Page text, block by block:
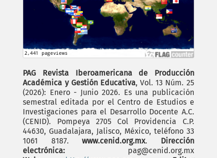
PAG Revista Iberoamericana de Producción
Académica y Gestión Educativa, Vol. 13 Núm. 25
(2026): Enero - Junio 2026. Es una publicación
semestral editada por el Centro de Estudios e
Investigaciones para el Desarrollo Docente A.C.
(CENID). Pompeya 2705 Col Providencia C.P.
44630, Guadalajara, Jalisco, México, teléfono 33
1061 8187.www.cenid.org.mx. Dirección
electrónica: pag@cenid.org.mx